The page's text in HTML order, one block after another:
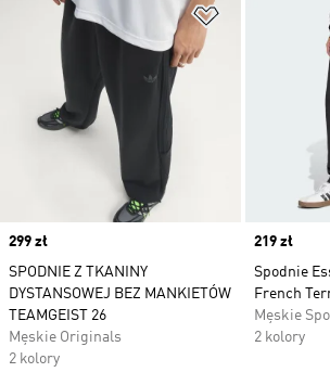
Dodaj do
Price
299 zł
SPODNIE Z TKANINY
DYSTANSOWEJ BEZ MANKIETÓW
TEAMGEIST 26
Męskie Originals
2 kolory
Price
219 zł
Spodnie
French
Męskie
2 kolory